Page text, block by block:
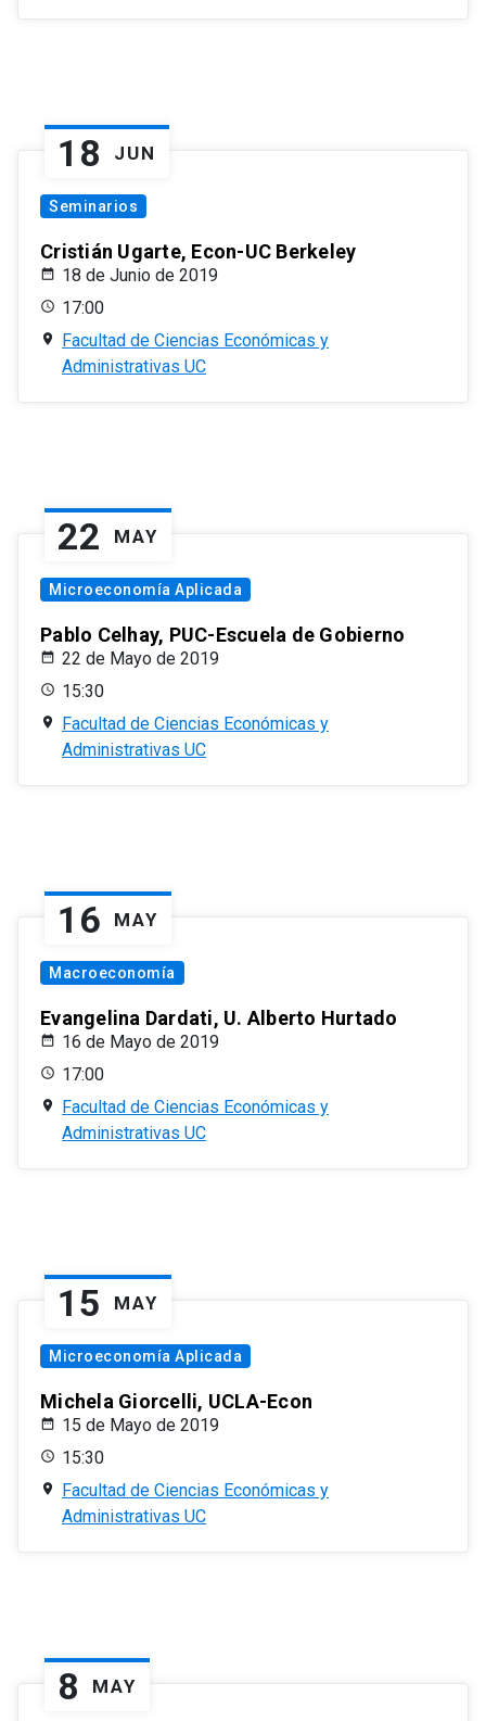
18 JUN
Seminarios
Cristián Ugarte, Econ-UC Berkeley
18 de Junio de 2019
17:00
Facultad de Ciencias Económicas y
Administrativas UC
22 MAY
Microeconomía Aplicada
Pablo Celhay, PUC-Escuela de Gobierno
22 de Mayo de 2019
15:30
Facultad de Ciencias Económicas y
Administrativas UC
16 MAY
Macroeconomía
Evangelina Dardati, U. Alberto Hurtado
16 de Mayo de 2019
17:00
Facultad de Ciencias Económicas y
Administrativas UC
15 MAY
Microeconomía Aplicada
Michela Giorcelli, UCLA-Econ
15 de Mayo de 2019
15:30
Facultad de Ciencias Económicas y
Administrativas UC
8 MAY